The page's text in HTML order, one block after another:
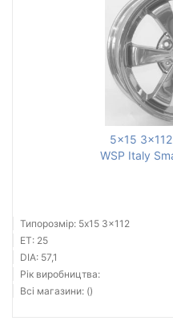
5x15 3x112
WSP Italy
Типорозмір: 5x15 3x112
ET: 25
DIA: 57,1
Рік виробництва:
Всі магазини: ()